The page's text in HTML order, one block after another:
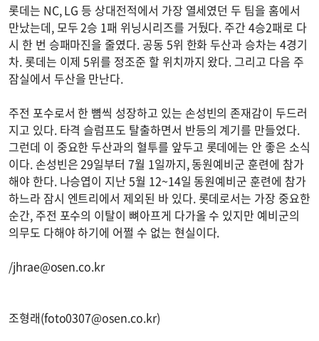
롯데는 NC, LG 등 상대전적에서 가장 열세였던 두 팀을 홈에서
만났는데, 모두 2승 1패 위닝시리즈를 거뒀다. 주간 4승2패로 다
시 한 번 승패마진을 줄였다. 공동 5위 한화 두산과 승차는 4경기
차. 롯데는 이제 5위를 정조준 할 위치까지 왔다. 그리고 다음 주
잠실에서 두산을 만난다.
주전 포수로서 한 뼘씩 성장하고 있는 손성빈의 존재감이 두드러
지고 있다. 타격 슬럼프도 탈출하면서 반등의 계기를 만들었다.
그런데 이 중요한 두산과의 혈투를 앞두고 롯데에는 안 좋은 소식
이다. 손성빈은 29일부터 7월 1일까지, 동원예비군 훈련에 참가
해야 한다. 나승엽이 지난 5월 12~14일 동원예비군 훈련에 참가
하느라 잠시 엔트리에서 제외된 바 있다. 롯데로서는 가장 중요한
순간, 주전 포수의 이탈이 뼈아프게 다가올 수 있지만 예비군의
의무도 다해야 하기에 어쩔 수 없는 현실이다.
/jhrae@osen.co.kr
조형래(foto0307@osen.co.kr)